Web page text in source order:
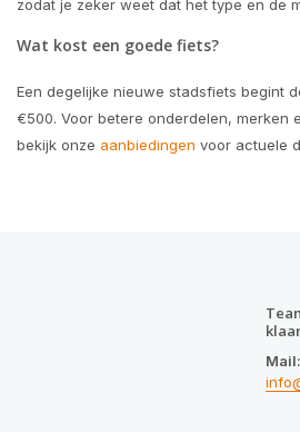
zodat je zeker weet dat het type en de
Wat kost een goede fiets?
Een degelijke nieuwe stadsfiets begint
€500. Voor betere onderdelen, merken
bekijk onze aanbiedingen voor actuele
Mail: